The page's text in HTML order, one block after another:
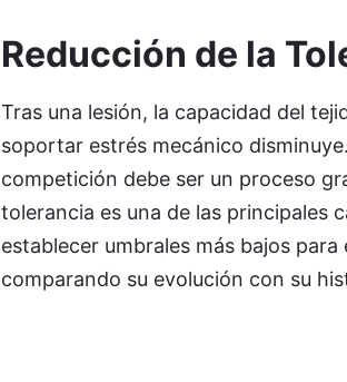
Reducción de la
Tras una lesión, la capacidad del
soportar estrés mecánico
competición debe ser un proceso
tolerancia es una de las principales
establecer umbrales más bajos
comparando su evolución con su